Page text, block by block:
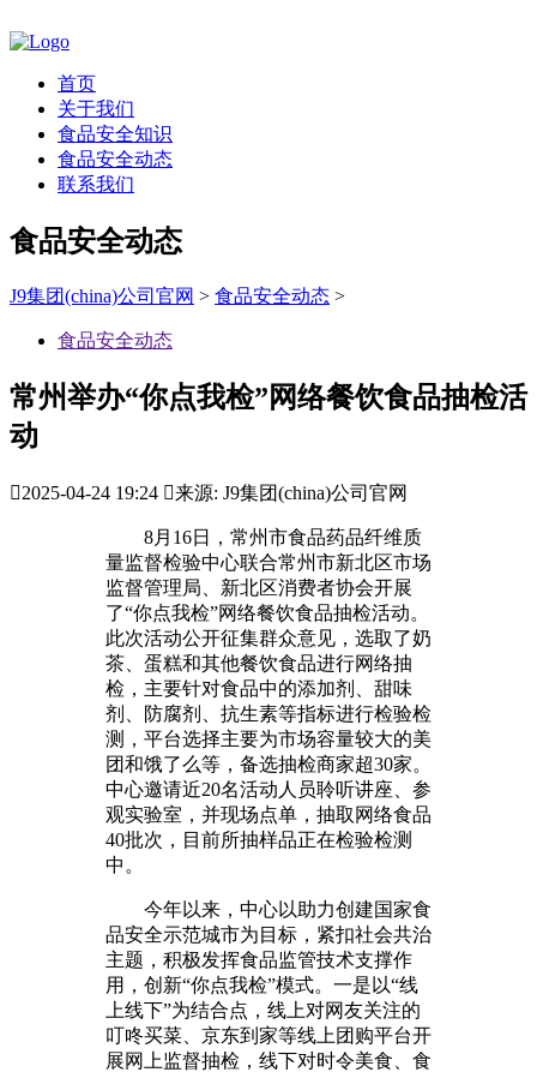
首页
关于我们
食品安全知识
食品安全动态
联系我们
食品安全动态
J9集团(china)公司官网 > 食品安全动态 >
食品安全动态
常州举办“你点我检”网络餐饮食品抽检活
动
2025-04-24 19:24 来源: J9集团(china)公司官网
8月16日，常州市食品药品纤维质
量监督检验中心联合常州市新北区市场
监督管理局、新北区消费者协会开展
了“你点我检”网络餐饮食品抽检活动。
此次活动公开征集群众意见，选取了奶
茶、蛋糕和其他餐饮食品进行网络抽
检，主要针对食品中的添加剂、甜味
剂、防腐剂、抗生素等指标进行检验检
测，平台选择主要为市场容量较大的美
团和饿了么等，备选抽检商家超30家。
中心邀请近20名活动人员聆听讲座、参
观实验室，并现场点单，抽取网络食品
40批次，目前所抽样品正在检验检测
中。
今年以来，中心以助力创建国家食
品安全示范城市为目标，紧扣社会共治
主题，积极发挥食品监管技术支撑作
用，创新“你点我检”模式。一是以“线
上线下”为结合点，线上对网友关注的
叮咚买菜、京东到家等线上团购平台开
展网上监督抽检，线下对时令美食、食